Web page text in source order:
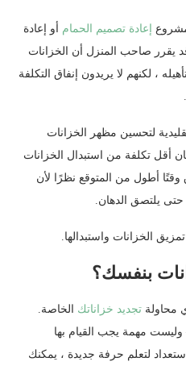
مشروع إعادة تصميم الحمام أو إعادة
صاحب المنزل أن الخزانات
، لكنهم لا يريدون إنفاق التكلفة
لتحسين مظهر الخزانات
أقل تكلفة من استبدال الخزانات
وقتًا أطول من المتوقع نظرًا لأن
يلتصق الدهان.
الخزانات واستبدالها.
بنفسك؟
محاولة تجديد خزاناتك الخاصة.
مهمة يجب القيام بها
لتعلم حرفة جديدة ، يمكنك